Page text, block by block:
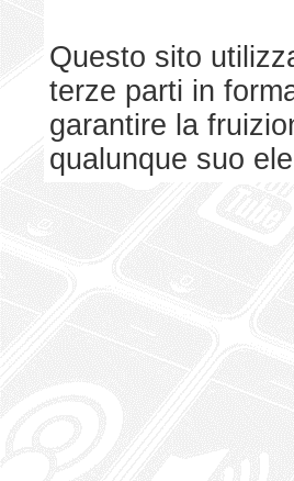
Questo sito
terze parti in
garantire la
qualunque suo